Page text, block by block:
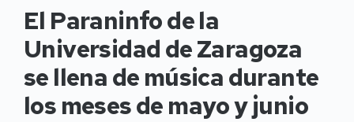
El Paraninfo de la
Universidad de Zaragoza
se llena de música durante
los meses de mayo y junio